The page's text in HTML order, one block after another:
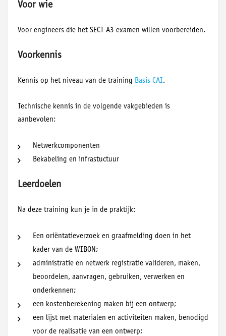
Voor wie
Voor engineers die het SECT A3 examen willen voorbereiden.
Voorkennis
Kennis op het niveau van de training Basis CAI.
Technische kennis in de volgende vakgebieden is
aanbevolen:
Netwerkcomponenten
Bekabeling en infrastuctuur
Leerdoelen
Na deze training kun je in de praktijk:
Een oriëntatieverzoek en graafmelding doen in het
kader van de WIBON;
administratie en netwerk registratie valideren, maken,
beoordelen, aanvragen, gebruiken, verwerken en
onderkennen;
een kostenberekening maken bij een ontwerp;
een lijst met materialen en activiteiten maken, benodigd
voor de realisatie van een ontwerp;